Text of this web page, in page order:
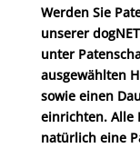
Werden Sie
unserer
unter
ausgewählten
sowie einen
einrichten. Alle
natürlich eine